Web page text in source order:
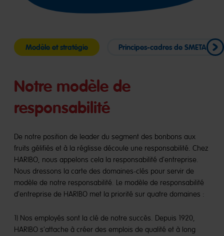
Modèle et stratégie Principes-cadres de SMETA
Notre modèle de
responsabilité
De notre position de leader du segment des bonbons aux
fruits gélifiés et à la réglisse découle une responsabilité. Chez
HARIBO, nous appelons cela la responsabilité d'entreprise.
Nous dressons la carte des domaines-clés pour servir de
modèle de notre responsabilité. Le modèle de responsabilité
d'entreprise de HARIBO met la priorité sur quatre domaines :
1) Nos employés sont la clé de notre succès. Depuis 1920,
HARIBO s'attache à créer des emplois de qualité et à long